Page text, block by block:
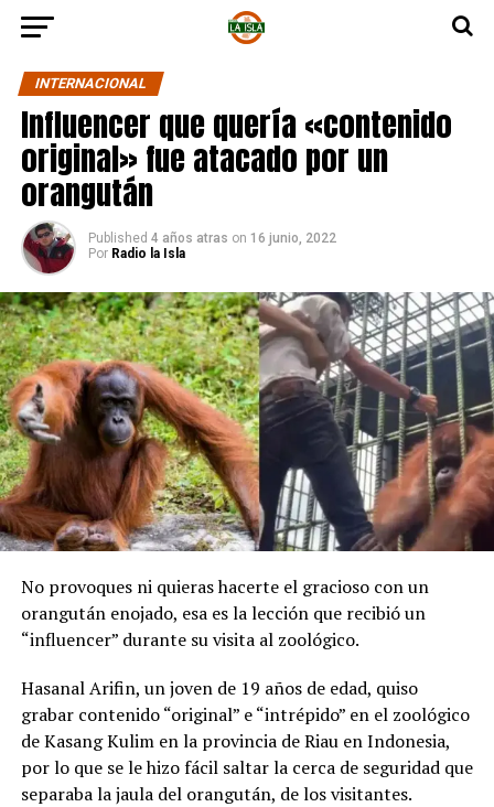
INTERNACIONAL
Influencer que quería «contenido
original» fue atacado por un
orangután
Published 4 años atras on 16 junio, 2022
Por Radio la Isla
No provoques ni quieras hacerte el gracioso con un
orangután enojado, esa es la lección que recibió un
“influencer” durante su visita al zoológico.
Hasanal Arifin, un joven de 19 años de edad, quiso
grabar contenido “original” e “intrépido” en el zoológico
de Kasang Kulim en la provincia de Riau en Indonesia,
por lo que se le hizo fácil saltar la cerca de seguridad que
separaba la jaula del orangután, de los visitantes.